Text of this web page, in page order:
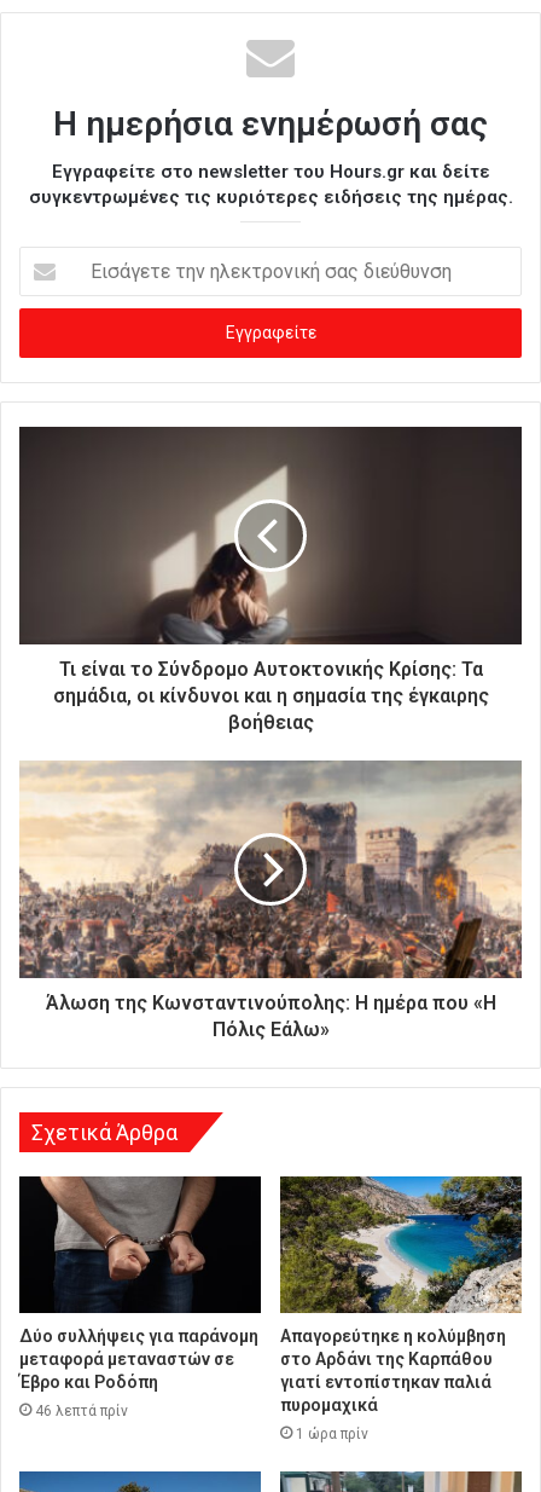
Η ημερήσια ενημέρωσή σας
Εγγραφείτε στο newsletter του Hours.gr και δείτε
συγκεντρωμένες τις κυριότερες ειδήσεις της ημέρας.
σ
γ
ε
τ
κ
ή
σ
α
ς
δ
ι
ε
ύ
σ
Τι είναι το Σύνδρομο Αυτοκτονικής Κρίσης: Τα
σημάδια, οι κίνδυνοι και η σημασία της έγκαιρης
βοήθειας
Άλωση της Κωνσταντινούπολης: Η ημέρα που «Η
Πόλις Εάλω»
Σχετικά Άρθρα
Δύο συλλήψεις για παράνομη
μεταφορά μεταναστών σε
Έβρο και Ροδόπη
46 λεπτά πρίν
Απαγορεύτηκε η κολύμβηση
στο Αρδάνι της Καρπάθου
γιατί εντοπίστηκαν παλιά
πυρομαχικά
1 ώρα πρίν